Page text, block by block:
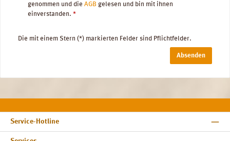
genommen und die AGB gelesen und bin mit ihnen
einverstanden. *
Die mit einem Stern (*) markierten Felder sind Pflichtfelder.
Absenden
Service-Hotline